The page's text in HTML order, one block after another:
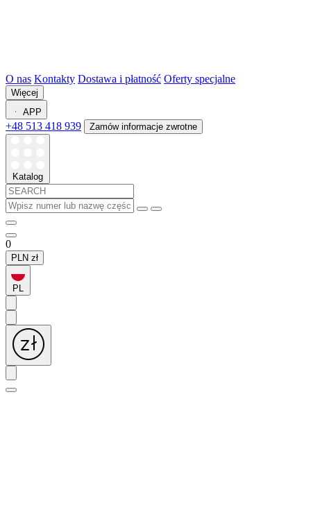
O nas Kontakty Dostawa i płatność Oferty specjalne
Więcej
APP
+48 513 418 939 Zamów informacje zwrotne
Katalog
0
PLN zł
PL